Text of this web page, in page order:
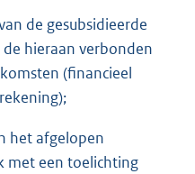
de gesubsidieerde
hieraan verbonden
(financieel
het afgelopen
met een toelichting